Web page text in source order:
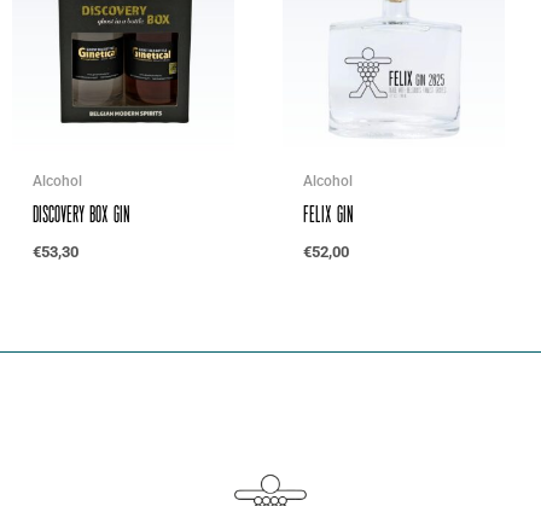
Alcohol
Discovery Box Gin
€53,30
Alcohol
Felix Gin
€52,00